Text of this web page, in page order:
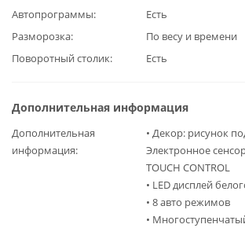
Автопрограммы
Есть
Разморозка
По весу и времени
Поворотный столик
Есть
Дополнительная информация
Дополнительная
информация
• Декор: рисунок
Электронное
TOUCH CONTROL
• LED дисплей
• 8 авто режимов
•